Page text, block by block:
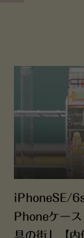
iPhoneSE/
Phoneケー
具の街」【内